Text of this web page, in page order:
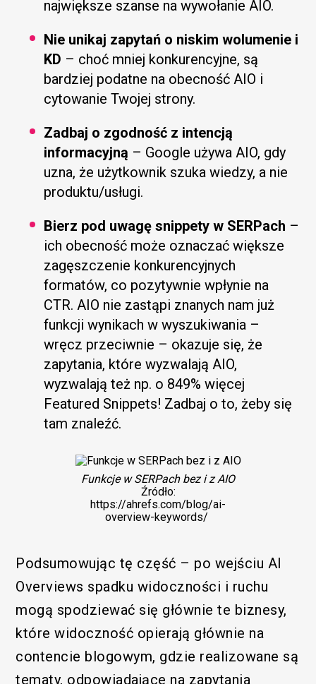
największe szanse na wywołanie AIO.
Nie unikaj zapytań o niskim wolumenie i
KD – choć mniej konkurencyjne, są
bardziej podatne na obecność AIO i
cytowanie Twojej strony.
Zadbaj o zgodność z intencją
informacyjną – Google używa AIO, gdy
uzna, że użytkownik szuka wiedzy, a nie
produktu/usługi.
Bierz pod uwagę snippety w SERPach –
ich obecność może oznaczać większe
zagęszczenie konkurencyjnych
formatów, co pozytywnie wpłynie na
CTR. AIO nie zastąpi znanych nam już
funkcji wynikach w wyszukiwania –
wręcz przeciwnie – okazuje się, że
zapytania, które wyzwalają AIO,
wyzwalają też np. o 849% więcej
Featured Snippets! Zadbaj o to, żeby się
tam znaleźć.
Funkcje w SERPach bez i z AIO
Źródło:
https://ahrefs.com/blog/ai-
overview-keywords/
Podsumowując tę część – po wejściu AI
Overviews spadku widoczności i ruchu
mogą spodziewać się głównie te biznesy,
które widoczność opierają głównie na
contencie blogowym, gdzie realizowane są
tematy, odpowiadające na zapytania